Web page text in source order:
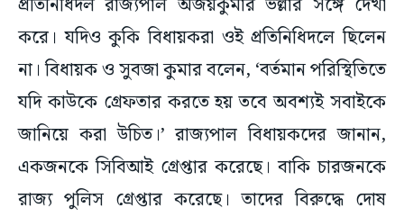
করে। যদিও কুকি বিধায়করা ওই প্রতিনিধিদলে ছিলেন
না। বিধায়ক ও সুবজা কুমার বলেন, ‘বর্তমান পরিস্থিতিতে
যদি কাউকে গ্রেফতার করতে হয় তবে অবশ্যই সবাইকে
জানিয়ে করা উচিত।’ রাজ্যপাল বিধায়কদের জানান,
একজনকে সিবিআই গ্রেপ্তার করেছে। বাকি চারজনকে
রাজ্য পুলিস গ্রেপ্তার করেছে। তাদের বিরুদ্ধে দোষ